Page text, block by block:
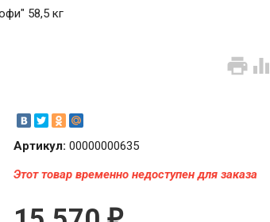
58,5 кг
 
Артикул: 00000000635
Этот товар временно недоступен для заказа